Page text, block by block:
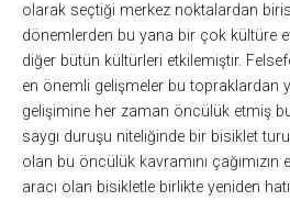
olarak seçtiği merkez noktalardan
dönemlerden bu yana bir çok kültüre
diğer bütün kültürleri etkilemiştir.
en önemli gelişmeler bu topraklardan
gelişimine her zaman öncülük etmiş
saygı duruşu niteliğinde bir bisiklet
olan bu öncülük kavramını
aracı olan bisikletle birlikte yeniden